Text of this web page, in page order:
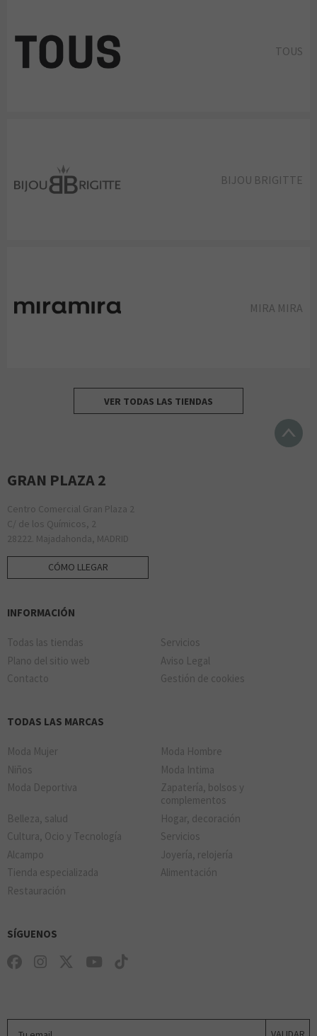
TOUS
BIJOU BRIGITTE
MIRA MIRA
VER TODAS LAS TIENDAS
GRAN PLAZA 2
Centro Comercial Gran Plaza 2
C/ de los Químicos, 2
28222. Majadahonda, MADRID
CÓMO LLEGAR
INFORMACIÓN
Todas las tiendas
Servicios
Plano del sitio web
Aviso Legal
Contacto
Gestión de cookies
TODAS LAS MARCAS
Moda Mujer
Moda Hombre
Niños
Moda Intima
Moda Deportiva
Zapatería, bolsos y
complementos
Belleza, salud
Hogar, decoración
Cultura, Ocio y Tecnología
Servicios
Alcampo
Joyería, relojería
Tienda especializada
Alimentación
Restauración
SÍGUENOS